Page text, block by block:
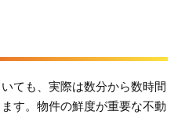
ても、実際は数分から数時間
す。物件の鮮度が重要な不動